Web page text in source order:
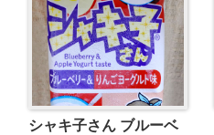
シャキ子さん ブルーベ